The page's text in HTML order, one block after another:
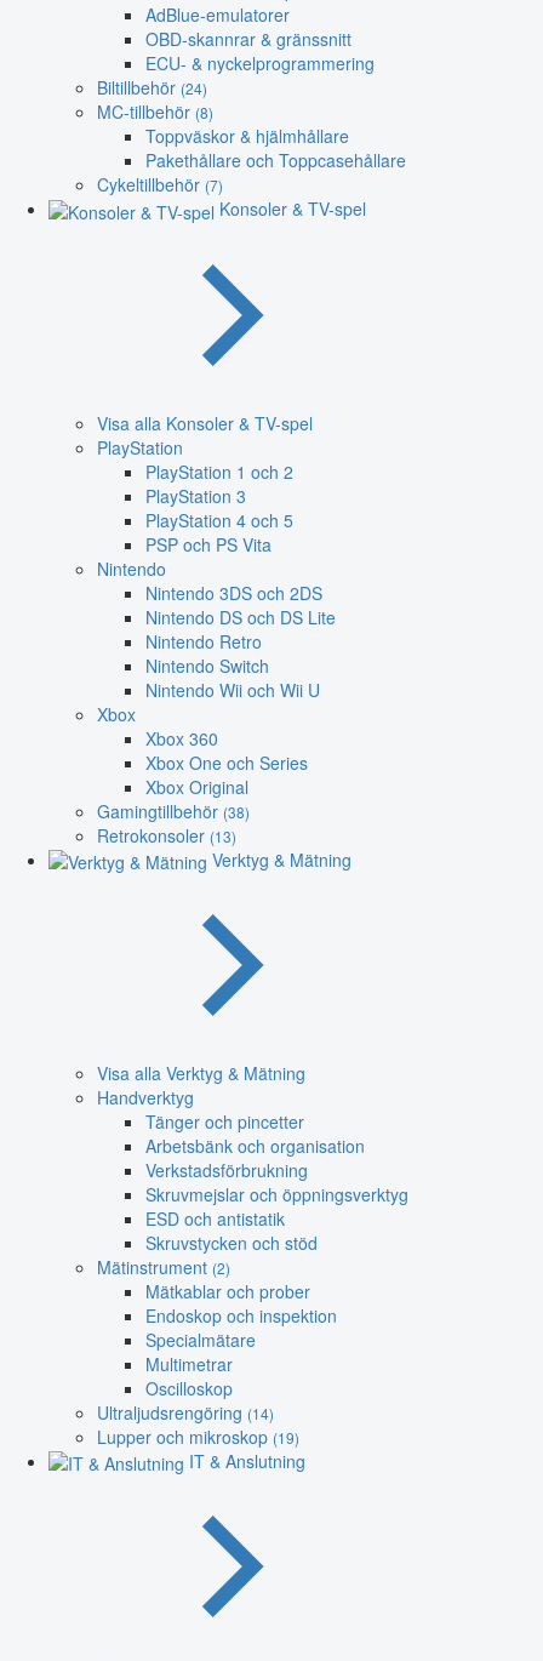
AdBlue-emulatorer
OBD-skannrar & gränssnitt
ECU- & nyckelprogrammering
Biltillbehör (24)
MC-tillbehör (8)
Toppväskor & hjälmhållare
Pakethållare och Toppcasehållare
Cykeltillbehör (7)
Konsoler & TV-spel
Visa alla Konsoler & TV-spel
PlayStation
PlayStation 1 och 2
PlayStation 3
PlayStation 4 och 5
PSP och PS Vita
Nintendo
Nintendo 3DS och 2DS
Nintendo DS och DS Lite
Nintendo Retro
Nintendo Switch
Nintendo Wii och Wii U
Xbox
Xbox 360
Xbox One och Series
Xbox Original
Gamingtillbehör (38)
Retrokonsoler (13)
Verktyg & Mätning
Visa alla Verktyg & Mätning
Handverktyg
Tänger och pincetter
Arbetsbänk och organisation
Verkstadsförbrukning
Skruvmejslar och öppningsverktyg
ESD och antistatik
Skruvstycken och stöd
Mätinstrument (2)
Mätkablar och prober
Endoskop och inspektion
Specialmätare
Multimetrar
Oscilloskop
Ultraljudsrengöring (14)
Lupper och mikroskop (19)
IT & Anslutning